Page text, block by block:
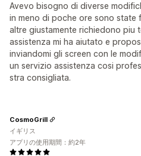
Avevo bisogno di diverse
in meno di poche ore sono state
altre giustamente richiedono piu
assistenza mi ha aiutato e
inviandomi gli screen con le
un servizio assistenza cosi
stra consigliata.
CosmoGrill
イギリス
アプリの使用期間：約2年